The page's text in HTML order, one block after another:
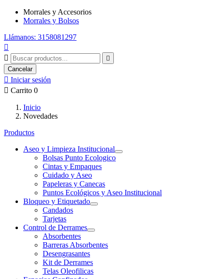
Morrales y Accesorios
Morrales y Bolsos
Llámanos: 3158081297



Cancelar
 Iniciar sesión
 Carrito 0
Inicio
Novedades
Productos
Aseo y Limpieza Institucional
Bolsas Punto Ecologico
Cintas y Empaques
Cuidado y Aseo
Papeleras y Canecas
Puntos Ecológicos y Aseo Institucional
Bloqueo y Etiquetado
Candados
Tarjetas
Control de Derrames
Absorbentes
Barreras Absorbentes
Desengrasantes
Kit de Derrames
Telas Oleofilicas